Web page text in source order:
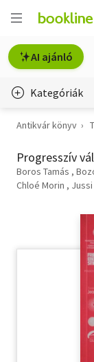
AI ajánló
Kategóriák
Életmód,
Erotika
Gyermek- és
Hobbi, szabadidő
Szótár,
Antikvár könyv
Progresszív
Boros Tamás
Chloé Morin